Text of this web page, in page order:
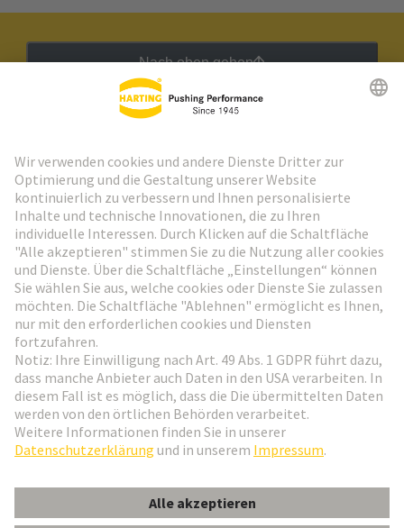
Nach oben gehen
Weiter zur Anmeldung
Social Media
Österreich Deutsch
© HARTING Technologiegruppe